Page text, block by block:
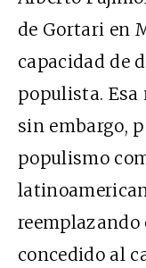
de Gortari en
capacidad de
populista.
sin embargo,
populismo
reemplazando
concedido al